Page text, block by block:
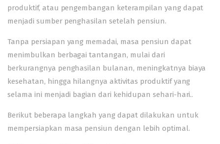
produktif, atau pengembangan keterampilan yang dapat
menjadi sumber penghasilan setelah pensiun.
Tanpa persiapan yang memadai, masa pensiun dapat
menimbulkan berbagai tantangan, mulai dari
berkurangnya penghasilan bulanan, meningkatnya biaya
kesehatan, hingga hilangnya aktivitas produktif yang
selama ini menjadi bagian dari kehidupan sehari-hari..
Berikut beberapa langkah yang dapat dilakukan untuk
mempersiapkan masa pensiun dengan lebih optimal.